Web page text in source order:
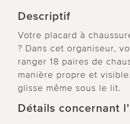
Descriptif
Votre placard à
? Dans cet organiseur,
ranger 18 paires de
manière propre et
glisse même sous le lit.
Détails concernant